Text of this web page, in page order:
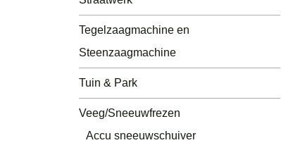
Tegelzaagmachine en
Steenzaagmachine
Tuin & Park
Veeg/Sneeuwfrezen
Accu sneeuwschuiver